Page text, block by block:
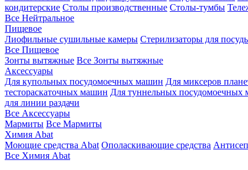
кондитерские Столы производственные Столы-тумбы
Все Нейтральное
Пищевое
Лиофильные сушильные камеры Стерилизаторы для
Все Пищевое
Зонты вытяжные Все Зонты вытяжные
Аксессуары
Для купольных посудомоечных машин Для миксеров
тестораскаточных машин Для туннельных посудомоечных
для линии раздачи
Все Аксессуары
Мармиты Все Мармиты
Химия Abat
Моющие средства Abat Ополаскивающие средства
Все Химия Abat